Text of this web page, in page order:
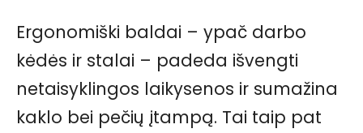
Ergonomiški baldai – ypač darbo
kėdės ir stalai – padeda išvengti
netaisyklingos laikysenos ir sumažina
kaklo bei pečių įtampą. Tai taip pat